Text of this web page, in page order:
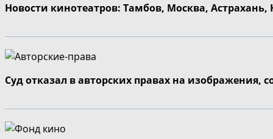
Новости кинотеатров: Тамбов, Москва,
Суд отказал в авторских правах на изображения,